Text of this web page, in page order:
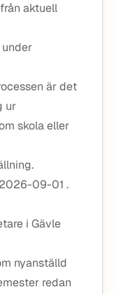
aktuell
är det
ur
skola eller
09-01 .
i Gävle
nyanställd
redan